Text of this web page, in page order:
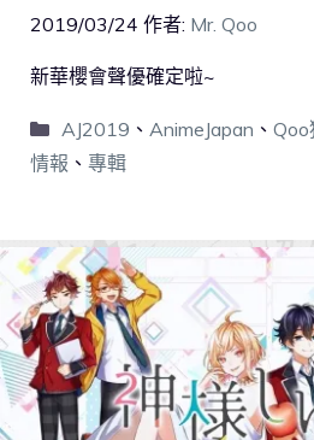
2019/03/24 作者: Mr. Qoo
新華櫻會聲優確定啦~
AJ2019 、 AnimeJapan 、 Qoo
情報 、 專輯